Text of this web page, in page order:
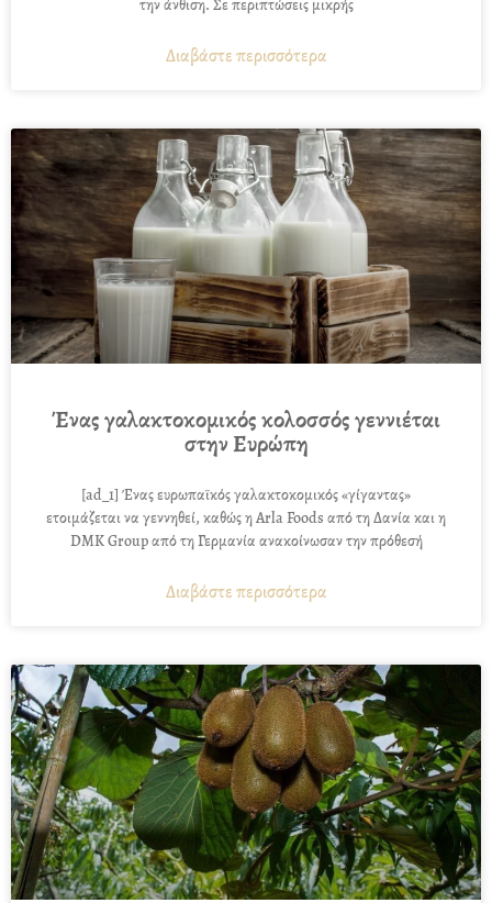
την άνθιση. Σε περιπτώσεις μικρής
Διαβάστε περισσότερα
Ένας γαλακτοκομικός κολοσσός γεννιέται
στην Ευρώπη
[ad_1] Ένας ευρωπαϊκός γαλακτοκομικός «γίγαντας»
ετοιμάζεται να γεννηθεί, καθώς η Arla Foods από τη Δανία και η
DMK Group από τη Γερμανία ανακοίνωσαν την πρόθεσή
Διαβάστε περισσότερα